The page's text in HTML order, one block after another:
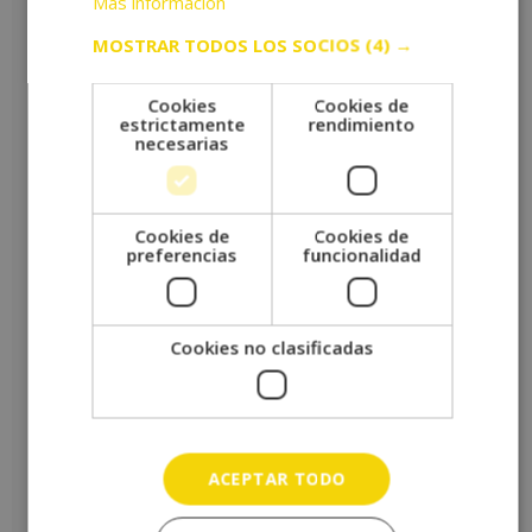
No hay valoraciones aún.
Sé el primero en valorar “MÁSTER FITNESS MUSICAL + MÁSTER
COACHING DEPORTIVO”
Tu puntuación*
MOSTRAR TODOS LOS SOCIOS (4) →
Cookies
estrictamente
necesarias
Cookies de
rendimiento
Cookies de
preferencias
Cookies de
funcionalidad
Cookies no clasificadas
ACEPTAR TODO